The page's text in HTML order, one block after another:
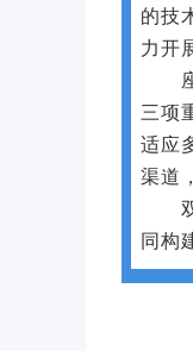
的技
力开
三项
适应
渠道
同构